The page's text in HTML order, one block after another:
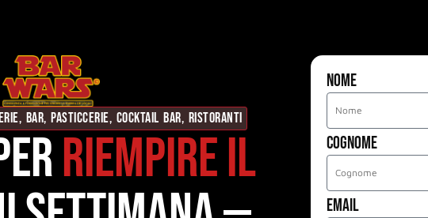
BAR, PASTICCERIE, COCKTAIL BAR, RISTORANTI
riempire il
Nome
Cognome
Email